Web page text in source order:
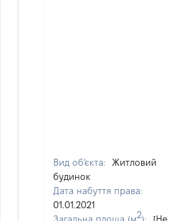
Вид об'єкта:
Житловий
будинок
Дата набуття права:
01.01.2021
Загальна площа (м2):
[Не